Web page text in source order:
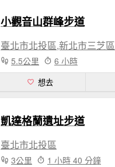
小觀音山群峰步道
臺北市北投區,新北市三芝區
5.5公里 6 小時
想去
凱達格蘭遺址步道
臺北市北投區
3公里 1 小時 40 分鐘